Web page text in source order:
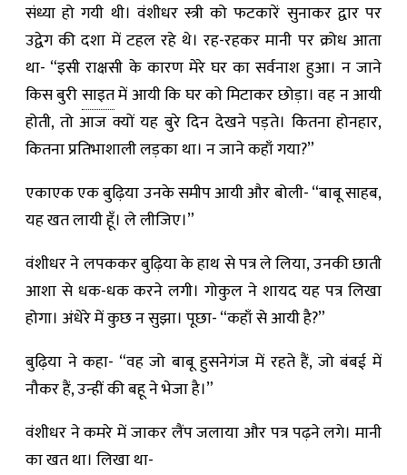
संध्या हो गयी थी। वंशीधर स्त्री को फटकारें सुनाकर द्वार पर
उद्वेग की दशा में टहल रहे थे। रह-रहकर मानी पर क्रोध आता
था- “इसी राक्षसी के कारण मेरे घर का सर्वनाश हुआ। न जाने
किस बुरीसाइतमें आयी कि घर को मिटाकर छोड़ा। वह न आयी
होती, तो आज क्यों यह बुरे दिन ‍देखने पड़ते। ‍कितना होनहार,
कितना प्रतिभाशाली लड़का था। न जाने कहाँ गया?”
एकाएक एक बुढ़िया उनके समीप आयी और बोली- “बाबू साहब,
यह खत लायी हूँ। ले लीजिए।”
वंशीधर ने लपककर बुढ़िया के हाथ से पत्र ले लिया, उनकी छाती
आशा से धक-धक करने लगी। गोकुल ने शायद यह पत्र लिखा
होगा। अंधेरे में कुछ न सुझा। पूछा- “कहाँ से आयी है?”
बुढ़िया ने कहा- “वह जो बाबू हुसनेगंज में रहते हैं, जो बंबई में
नौकर हैं, उन्हीं की बहू ने भेजा है।”
वंशीधर ने कमरे में जाकर लैंप जलाया और पत्र पढ़ने लगे। मानी
का खत था। लिखा था-